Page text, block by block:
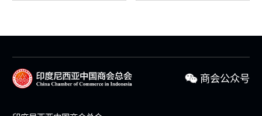
商会公众号